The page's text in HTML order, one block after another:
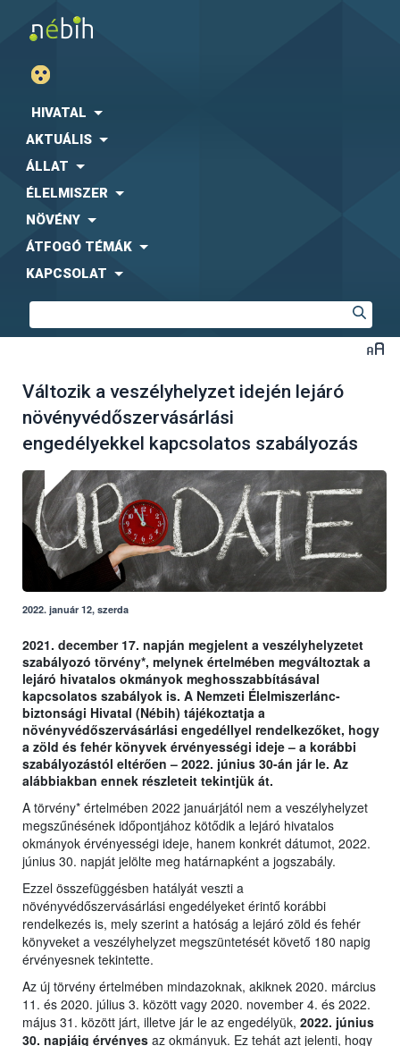
HIVATAL
AKTUÁLIS
ÁLLAT
ÉLELMISZER
NÖVÉNY
ÁTFOGÓ TÉMÁK
KAPCSOLAT
Változik a veszélyhelyzet idején lejáró
növényvédőszervásárlási
engedélyekkel kapcsolatos szabályozás
2022. január 12, szerda
2021. december 17. napján megjelent a veszélyhelyzetet
szabályozó törvény*, melynek értelmében megváltoztak a
lejáró hivatalos okmányok meghosszabbításával
kapcsolatos szabályok is. A Nemzeti Élelmiszerlánc-
biztonsági Hivatal (Nébih) tájékoztatja a
növényvédőszervásárlási engedéllyel rendelkezőket, hogy
a zöld és fehér könyvek érvényességi ideje – a korábbi
szabályozástól eltérően – 2022. június 30-án jár le. Az
alábbiakban ennek részleteit tekintjük át.
A törvény* értelmében 2022 januárjától nem a veszélyhelyzet
megszűnésének időpontjához kötődik a lejáró hivatalos
okmányok érvényességi ideje, hanem konkrét dátumot, 2022.
június 30. napját jelölte meg határnapként a jogszabály.
Ezzel összefüggésben hatályát veszti a
növényvédőszervásárlási engedélyeket érintő korábbi
rendelkezés is, mely szerint a hatóság a lejáró zöld és fehér
könyveket a veszélyhelyzet megszüntetését követő 180 napig
érvényesnek tekintette.
Az új törvény értelmében mindazoknak, akiknek 2020. március
11. és 2020. július 3. között vagy 2020. november 4. és 2022.
május 31. között járt, illetve jár le az engedélyük, 2022. június
30. napjáig érvényes az okmányuk. Ez tehát azt jelenti, hogy